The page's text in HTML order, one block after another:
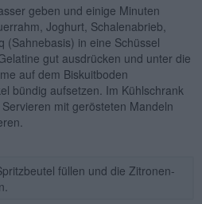
geben und einige Minuten
Joghurt, Schalenabrieb,
(Sahnebasis) in eine Schüssel
gut ausdrücken und unter die
auf dem Biskuitboden
bündig aufsetzen. Im Kühlschrank
mit gerösteten Mandeln
füllen und die Zitronen-